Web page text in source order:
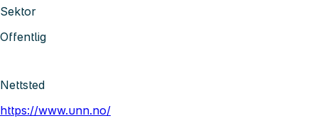
Sektor
Offentlig
Nettsted
https://www.unn.no/